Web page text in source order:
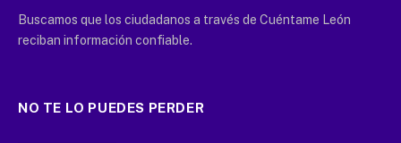
Buscamos que los ciudadanos a través de Cuéntame León
reciban información confiable.
NO TE LO PUEDES PERDER